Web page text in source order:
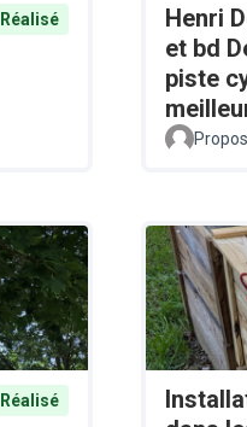
Réalisé
Henri
et bd
piste
Réalisé